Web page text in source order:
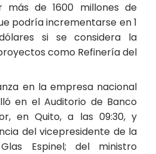
más de 1600 millones de
podría incrementarse en 1
si se considera la
como Refinería del
en la empresa nacional
en el Auditorio de Banco
en Quito, a las 09:30, y
del vicepresidente de la
Espinel; del ministro